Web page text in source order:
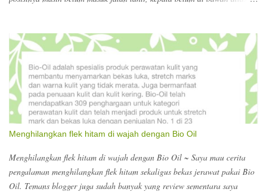
menit. Wow?? Perlu diinget supaya melakukannya di atas tempat tidur
aja atau alas yang empuk, biar kalau si bumil oleng jatuh kecapean ngga
kena dasar yang keras. Ngomong-ngomong masa akhir kehamilan, pas di
RS kita diarahkan untuk registrasi untuk persalinan. Berhubung melihat
search keywords yang terdampar ke blog ini, ada yang nyari nomor
telepon Hermina, ada yang nyari biaya dokter kandungan di Hermina
Tangerang. Kalau dokter kandungan untuk konsultasi dokter obsgyn Rp.
126.000. itu sudah termasuk USG. Nomor teleponnya bisa ke 021-
55772525. Biasanya sebelum kontrol, melakukan booking lew...
Menghilangkan flek hitam di wajah dengan Bio Oil
Menghilangkan flek hitam di wajah dengan Bio Oil ~ Saya mau cerita
pengalaman menghilangkan flek hitam sekaligus bekas jerawat pakai Bio
Oil. Temans blogger juga sudah banyak yang review sementara saya